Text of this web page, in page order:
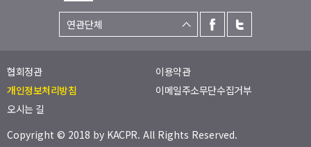
협회정관
이용약관
개인정보처리방침
이메일주소무단수집거부
오시는 길
Copyright © 2018 by KACPR. All Rights Reserved.